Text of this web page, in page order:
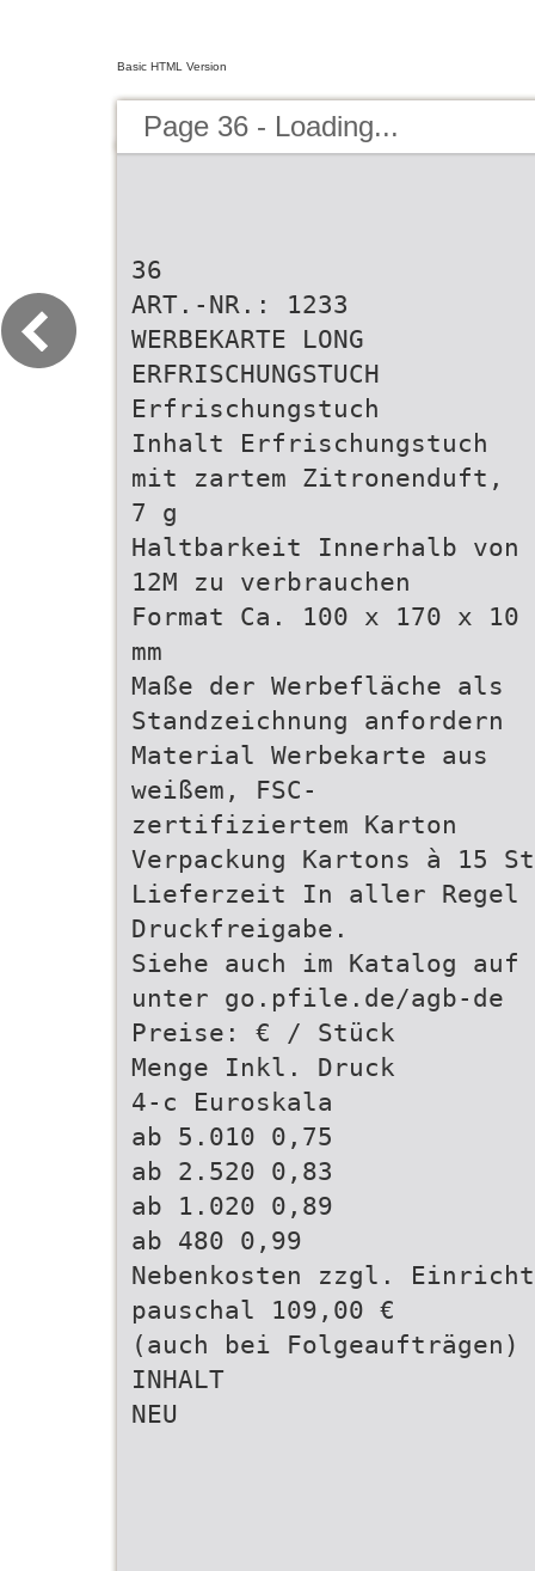
Basic HTML Version
Page 36 - Loading...
36
ART.-NR.: 1233
WERBEKARTE LONG
ERFRISCHUNGSTUCH
Erfrischungstuch
Inhalt Erfrischungstuch
mit zartem Zitronenduft,
7 g
Haltbarkeit Innerhalb von
12M zu verbrauchen
Format Ca. 100 x 170 x 10
mm
Maße der Werbefläche als
Standzeichnung anfordern
Material Werbekarte aus
weißem, FSC-
zertifiziertem Karton
Verpackung Kartons à 15
Lieferzeit In aller Regel
Druckfreigabe.
Siehe auch im Katalog
unter go.pfile.de/agb-de
Preise: € / Stück
Menge Inkl. Druck
4-c Euroskala
ab 5.010 0,75
ab 2.520 0,83
ab 1.020 0,89
ab 480 0,99
Nebenkosten zzgl.
pauschal 109,00 €
(auch bei Folgeaufträgen)
INHALT
NEU